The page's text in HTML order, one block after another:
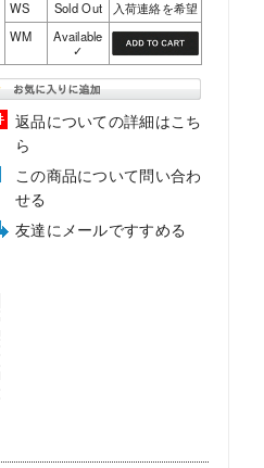
WS Sold Out
入荷連絡を希望
WM
Available
✓
返品についての詳細はこち
ら
この商品について問い合わ
せる
友達にメールですすめる